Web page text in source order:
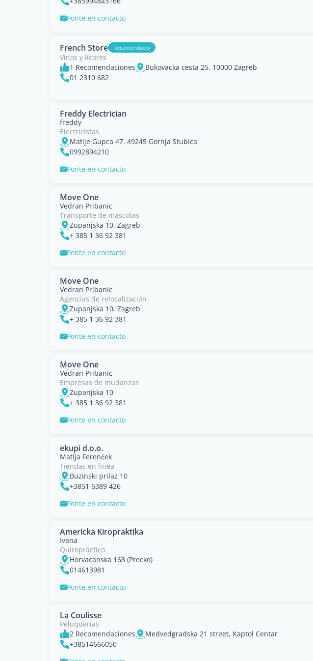
Ponte en contacto
French Store Recomendado
Vinos y licores
1 Recomendaciones
Bukovacka cesta 25, 10000 Zagreb
01 2310 682
Freddy Electrician
freddy
Electricistas
Matije Gupca 47. 49245 Gornja Stubica
0992894210
Ponte en contacto
Move One
Vedran Pribanic
Transporte de mascotas
Zupanjska 10, Zagreb
+ 385 1 36 92 381
Ponte en contacto
Move One
Vedran Pribanic
Agencias de relocalización
Zupanjska 10, Zagreb
+ 385 1 36 92 381
Ponte en contacto
Move One
Vedran Pribanic
Empresas de mudanzas
Zupanjska 10
+ 385 1 36 92 381
Ponte en contacto
ekupi d.o.o.
Matija Ferenček
Tiendas en linea
Buzinski prilaz 10
+3851 6389 426
Ponte en contacto
Americka Kiropraktika
Ivana
Quiropráctico
Horvacanska 168 (Precko)
014613981
Ponte en contacto
La Coulisse
Peluquerías
2 Recomendaciones
Medvedgradska 21 street, Kaptol Centar
+38514666050